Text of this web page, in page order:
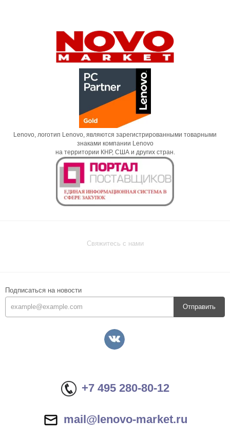
Lenovo, логотип Lenovo, являются зарегистрированными товарными
знаками компании Lenovo
на территории КНР, США и других стран.
Свяжитесь с нами
Подписаться на новости
Отправить
+7 495 280-80-12
mail@lenovo-market.ru